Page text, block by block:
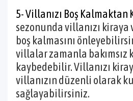
5- Villanızı Boş Kalmaktan
sezonunda villanızı kiraya
boş kalmasını
villalar zamanla bakımsız
kaybedebilir. Villanızı
villanızın düzenli olarak
sağlayabilirsiniz.